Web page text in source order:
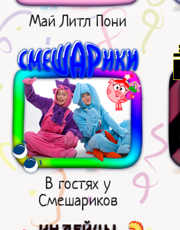
Май Литл Пони
В гостях у
Смешариков